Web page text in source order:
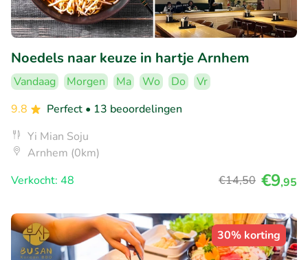
Noedels naar keuze in hartje Arnhem
Vandaag Morgen Ma Wo Do
Vr
9.8
Perfect • 13 beoordelingen
Yi Mian Soju
Arnhem (0km)
Verkocht: 48
€14,50 €9,95
30% korting